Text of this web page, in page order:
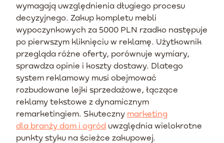
wymagają uwzględnienia długiego procesu
decyzyjnego. Zakup kompletu mebli
wypoczynkowych za 5000 PLN rzadko następuje
po pierwszym kliknięciu w reklamę. Użytkownik
przegląda różne oferty, porównuje wymiary,
sprawdza opinie i koszty dostawy. Dlatego
system reklamowy musi obejmować
rozbudowane lejki sprzedażowe, łączące
reklamy tekstowe z dynamicznym
remarketingiem. Skuteczny marketing
dla branży dom i ogród uwzględnia wielokrotne
punkty styku na ścieżce zakupowej.